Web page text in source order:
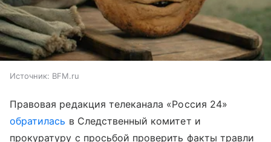
Источник: BFM.ru
Правовая редакция телеканала «Россия 24»
обратилась в Следственный комитет и
прокуратуру с просьбой проверить факты травли